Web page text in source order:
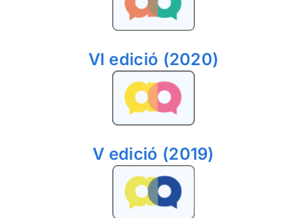
VI edició (2020)
V edició (2019)